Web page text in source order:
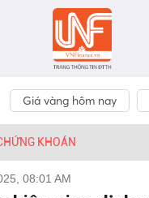
Giá vàng hôm nay
KHOÁN
08:01 AM